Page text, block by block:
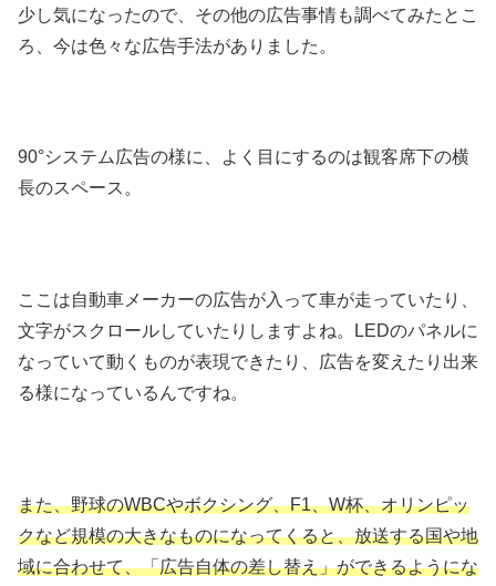
少し気になったので、その他の広告事情も調べてみたとこ
ろ、今は色々な広告手法がありました。
90°システム広告の様に、よく目にするのは観客席下の横
長のスペース。
ここは自動車メーカーの広告が入って車が走っていたり、
文字がスクロールしていたりしますよね。LEDのパネルに
なっていて動くものが表現できたり、広告を変えたり出来
る様になっているんですね。
また、野球のWBCやボクシング、F1、W杯、オリンピッ
クなど規模の大きなものになってくると、放送する国や地
域に合わせて、「広告自体の差し替え」ができるようにな